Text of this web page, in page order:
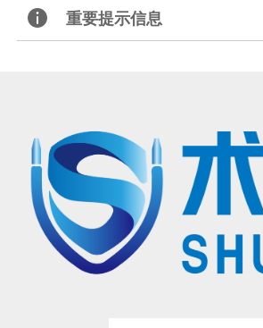
重要提示信息
的手术操作，请联系北京术锐 机器人股份 有限公司，参加术锐的官方培训
注册临床试验，请联系术锐官方合作医院，咨询医生，以确定是否适合术
细了解有关术锐®机器人执行手术及其可能风险的所有信息。
、SHURUI®等是北京术锐机器人股份 有限公司所拥有的注册